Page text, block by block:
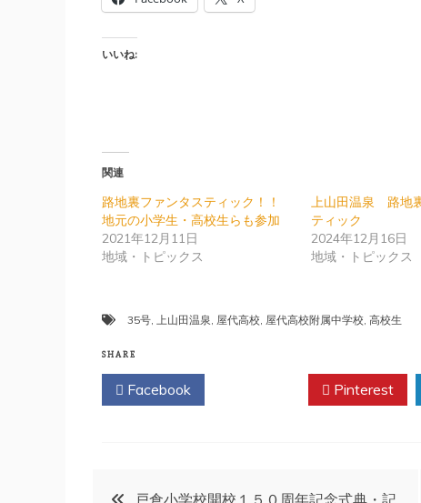
いいね:
関連
路地裏ファンタスティック！！
地元の小学生・高校生らも参加
2021年12月11日
地域・トピックス
上山田温泉 路地
ティック
2024年12月16日
地域・トピックス
35号 上山田温泉 屋代高校 屋代高校附属中学校 高校生
SHARE
Facebook Pinterest
投
戸倉小学校開校１５０周年記念式典・記